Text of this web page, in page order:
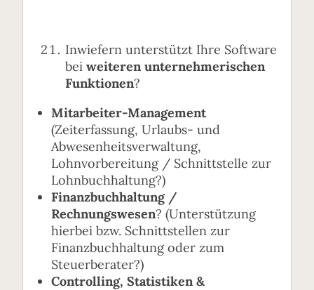
Inwiefern unterstützt Ihre Software
bei weiteren unternehmerischen
Funktionen?
Mitarbeiter-Management
(Zeiterfassung, Urlaubs- und
Abwesenheitsverwaltung,
Lohnvorbereitung / Schnittstelle zur
Lohnbuchhaltung?)
Finanzbuchhaltung /
Rechnungswesen? (Unterstützung
hierbei bzw. Schnittstellen zur
Finanzbuchhaltung oder zum
Steuerberater?)
Controlling, Statistiken &